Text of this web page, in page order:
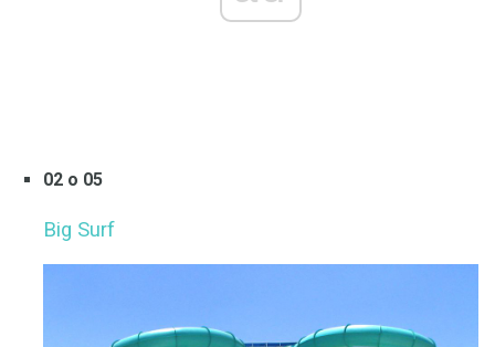
02 o 05
Big Surf